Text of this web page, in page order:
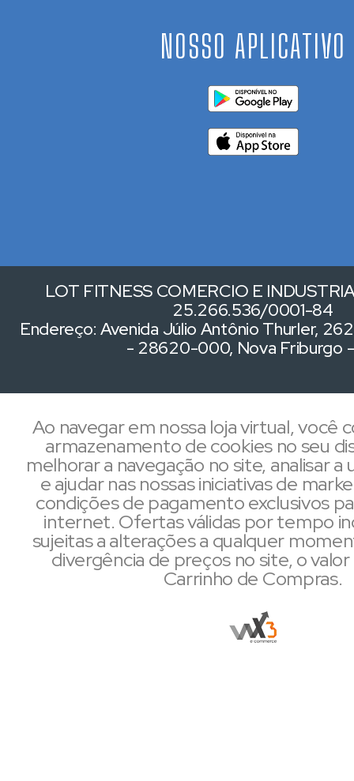
NOSSO APLICATIVO
LOT FITNESS COMERCIO E
25.266.536/0001-84
Endereço: Avenida Júlio Antônio Thurler,
- 28620-000, Nova Friburgo
Ao navegar em nossa loja virtual, você
armazenamento de cookies no seu
melhorar a navegação no site, analisar a
e ajudar nas nossas iniciativas de
condições de pagamento exclusivos
internet. Ofertas válidas por tempo
sujeitas a alterações a qualquer
divergência de preços no site, o
Carrinho de Compras.